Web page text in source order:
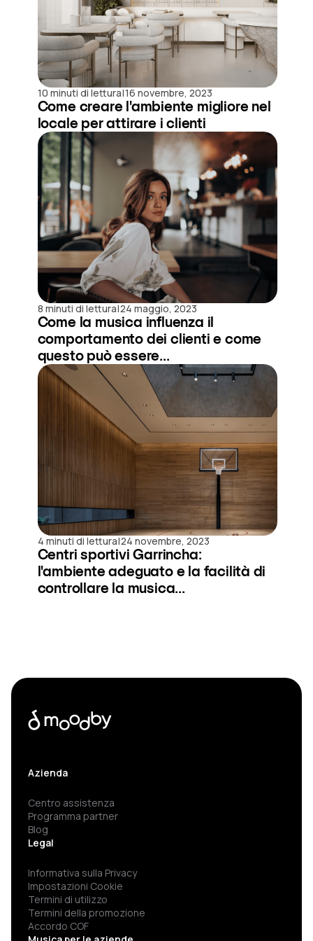
10 minuti di lettura|16 novembre, 2023
Come creare l'ambiente migliore nel
locale per attirare i clienti
8 minuti di lettura|24 maggio, 2023
Come la musica influenza il
comportamento dei clienti e come
questo può essere...
4 minuti di lettura|24 novembre, 2023
Centri sportivi Garrincha:
l'ambiente adeguato e la facilità di
controllare la musica...
Azienda
Centro assistenza
Programma partner
Blog
Legal
Informativa sulla Privacy
Impostazioni Cookie
Termini di utilizzo
Termini della promozione
Accordo COF